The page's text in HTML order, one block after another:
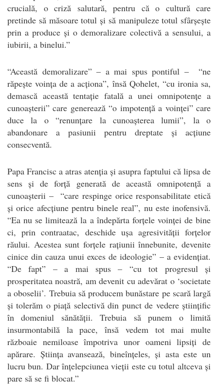
crucială, o criză salutară, pentru că o cultură care
pretinde să măsoare totul și să manipuleze totul sfârșește
prin a produce și o demoralizare colectivă a sensului, a
iubirii, a binelui.”
“Această demoralizare” – a mai spus pontiful – “ne
răpește voința de a acționa”, însă Qohelet, “cu ironia sa,
demască această tentație fatală a unei omnipotențe a
cunoașterii” care generează “o impotență a voinței” care
duce la o “renunțare la cunoașterea lumii”, la o
abandonare a pasiunii pentru dreptate și acțiune
consecventă.
Papa Francisc a atras atenția și asupra faptului că lipsa de
sens și de forță generată de această omnipotență a
cunoașterii – “care respinge orice responsabilitate etică
și orice afecțiune pentru binele real”, nu este inofensivă.
“Ea nu se limitează la a îndepărta forțele voinței de bine
ci, prin contraatac, deschide ușa agresivității forțelor
răului. Acestea sunt forțele rațiunii înnebunite, devenite
cinice din cauza unui exces de ideologie” – a evidențiat.
“De fapt” – a mai spus – “cu tot progresul și
prosperitatea noastră, am devenit cu adevărat o ‘societate
a oboselii’. Trebuia să producem bunăstare pe scară largă
și tolerăm o piață selectivă din punct de vedere științific
în domeniul sănătății. Trebuia să punem o limită
insurmontabilă la pace, însă vedem tot mai multe
războaie nemiloase împotriva unor oameni lipsiți de
apărare. Știința avansează, bineînțeles, și asta este un
lucru bun. Dar înțelepciunea vieții este cu totul altceva și
pare să se fi blocat.”